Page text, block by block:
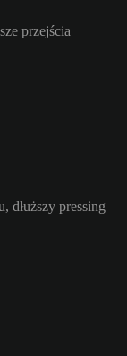
przejścia
dłuższy pressing